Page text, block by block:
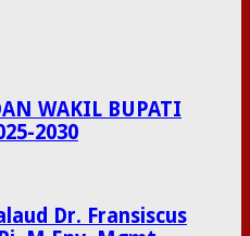
WAKIL BUPATI
2030
Dr. Fransiscus